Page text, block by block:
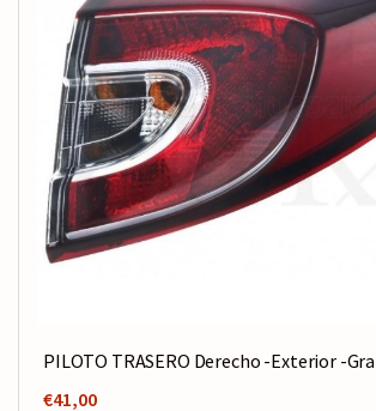
PILOTO TRASERO Derecho -Exterior -
€41,00